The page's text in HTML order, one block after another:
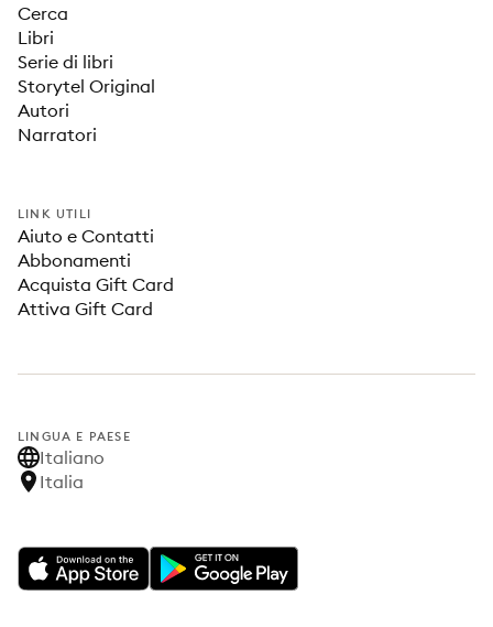
Cerca
Libri
Serie di libri
Storytel Original
Autori
Narratori
LINK UTILI
Aiuto e Contatti
Abbonamenti
Acquista Gift Card
Attiva Gift Card
LINGUA E PAESE
Italiano
Italia